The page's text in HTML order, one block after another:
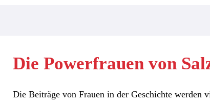
Die Powerfrauen von
Die Beiträge von Frauen in der Geschichte werden